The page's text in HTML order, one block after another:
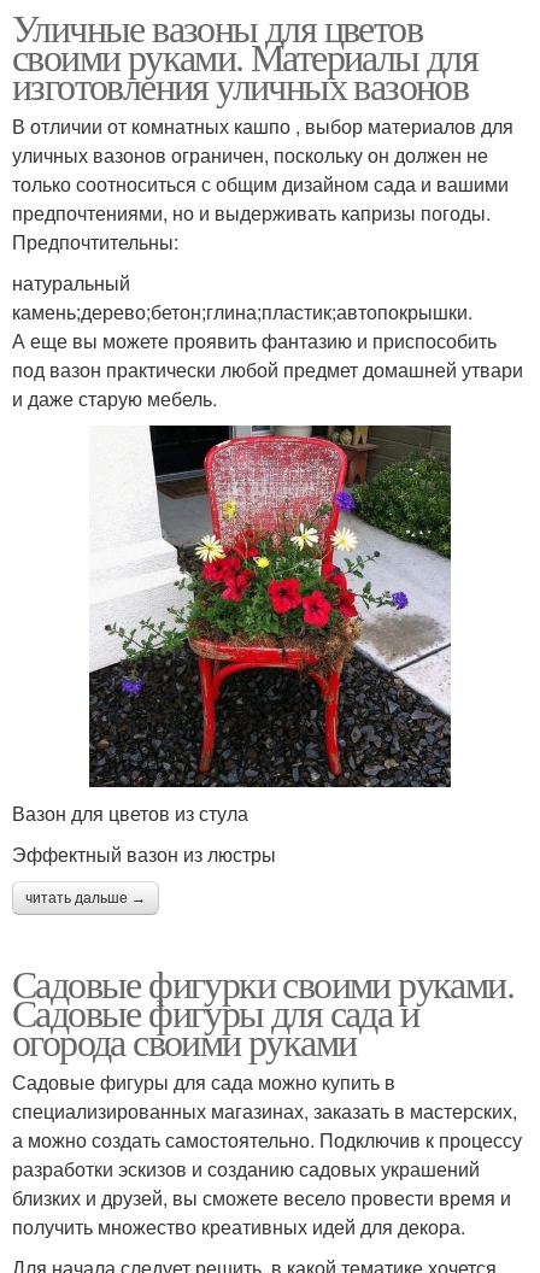
Уличные вазоны для цветов
своими руками. Материалы для
изготовления уличных вазонов
В отличии от комнатных кашпо , выбор материалов для
уличных вазонов ограничен, поскольку он должен не
только соотноситься с общим дизайном сада и вашими
предпочтениями, но и выдерживать капризы погоды.
Предпочтительны:
натуральный
камень;дерево;бетон;глина;пластик;автопокрышки.
А еще вы можете проявить фантазию и приспособить
под вазон практически любой предмет домашней утвари
и даже старую мебель.
Вазон для цветов из стула
Эффектный вазон из люстры
читать дальше →
Садовые фигурки своими руками.
Садовые фигуры для сада и
огорода своими руками
Садовые фигуры для сада можно купить в
специализированных магазинах, заказать в мастерских,
а можно создать самостоятельно. Подключив к процессу
разработки эскизов и созданию садовых украшений
близких и друзей, вы сможете весело провести время и
получить множество креативных идей для декора.